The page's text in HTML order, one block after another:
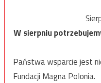
W sierpniu
Państwa wsparcie jest
Fundacji Magna Polonia.